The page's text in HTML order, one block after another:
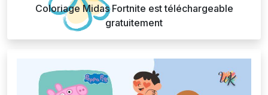
Coloriage Midas Fortnite est téléchargeable
gratuitement